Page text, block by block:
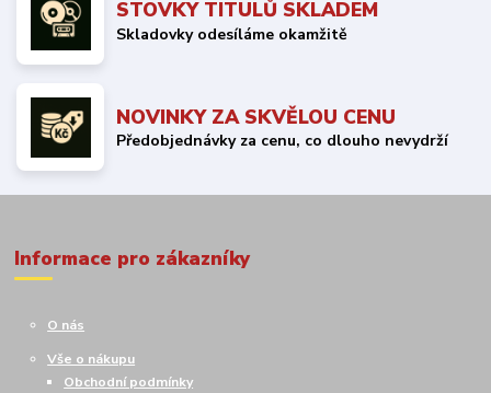
STOVKY TITULŮ SKLADEM
Skladovky odesíláme okamžitě
NOVINKY ZA SKVĚLOU CENU
Předobjednávky za cenu, co dlouho nevydrží
Informace pro zákazníky
O nás
Vše o nákupu
Obchodní podmínky